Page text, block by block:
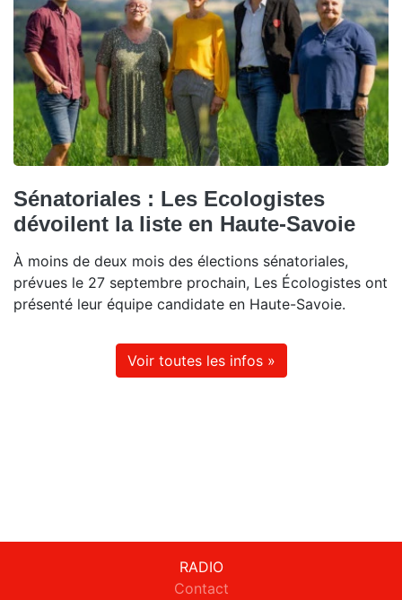
Sénatoriales : Les Ecologistes
dévoilent la liste en Haute-Savoie
À moins de deux mois des élections sénatoriales,
prévues le 27 septembre prochain, Les Écologistes ont
présenté leur équipe candidate en Haute-Savoie.
Voir toutes les infos »
RADIO
Contact